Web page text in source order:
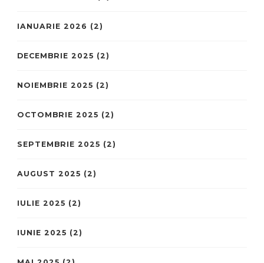
IANUARIE 2026 (2)
DECEMBRIE 2025 (2)
NOIEMBRIE 2025 (2)
OCTOMBRIE 2025 (2)
SEPTEMBRIE 2025 (2)
AUGUST 2025 (2)
IULIE 2025 (2)
IUNIE 2025 (2)